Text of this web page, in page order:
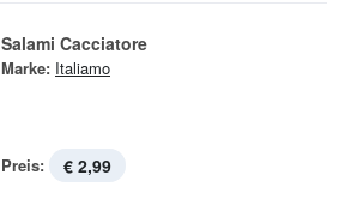
Salami Cacciatore
Marke: Italiamo
Preis: € 2,99